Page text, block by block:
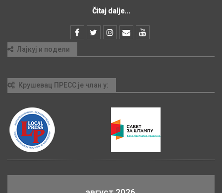
Čitaj dalje...
Лајкуј и подели
Крушевац ПРЕСС је члан у: